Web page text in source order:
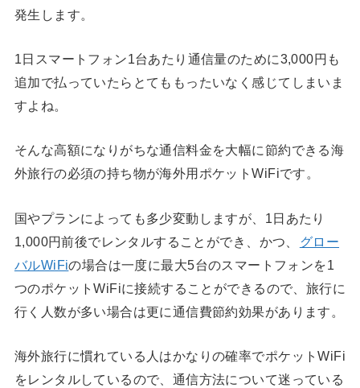
発生します。
1日スマートフォン1台あたり通信量のために3,000円も
追加で払っていたらとてももったいなく感じてしまいま
すよね。
そんな高額になりがちな通信料金を大幅に節約できる海
外旅行の必須の持ち物が海外用ポケットWiFiです。
国やプランによっても多少変動しますが、1日あたり
1,000円前後でレンタルすることができ、かつ、
グロー
バルWiFiの場合は一度に最大5台のスマートフォンを1
つのポケットWiFiに接続することができるので、旅行に
行く人数が多い場合は更に通信費節約効果があります。
海外旅行に慣れている人はかなりの確率でポケットWiFi
をレンタルしているので、通信方法について迷っている